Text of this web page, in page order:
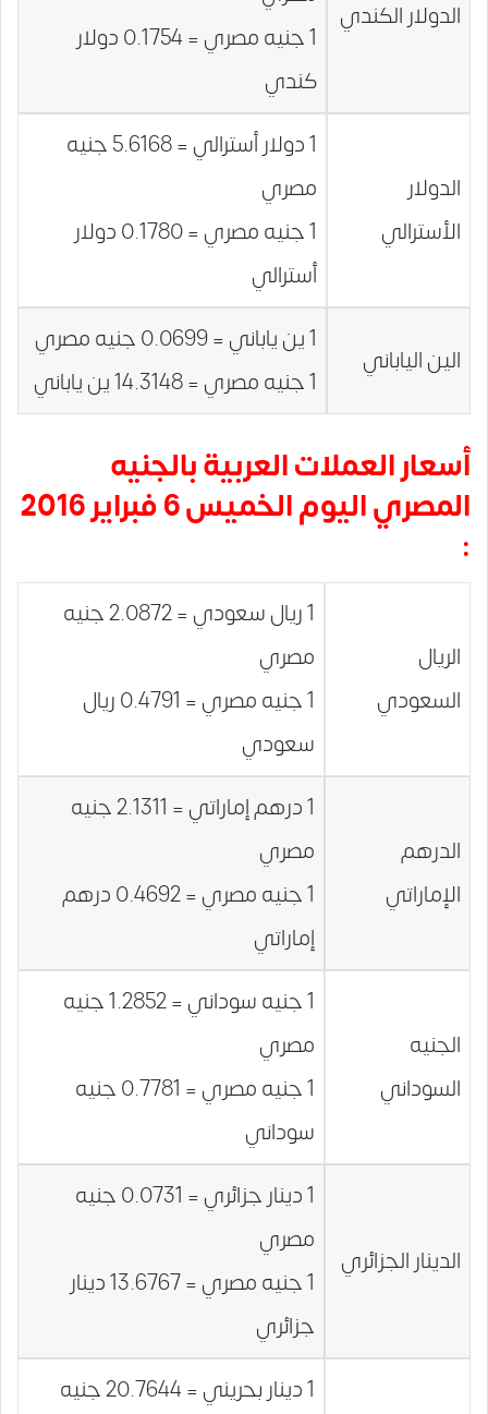
الدولار الكندي
1 جنيه مصري = 0.1754 دولار
كندي
الدولار
الأسترالي
1 دولار أسترالي = 5.6168 جنيه
مصري
1 جنيه مصري = 0.1780 دولار
أسترالي
الين الياباني
1 ين ياباني = 0.0699 جنيه مصري
1 جنيه مصري = 14.3148 ين ياباني
أسعار العملات العربية بالجنيه
المصري اليوم الخميس 6 فبراير 2016
:
الريال
السعودي
1 ريال سعودي = 2.0872 جنيه
مصري
1 جنيه مصري = 0.4791 ريال
سعودي
الدرهم
الإماراتي
1 درهم إماراتي = 2.1311 جنيه
مصري
1 جنيه مصري = 0.4692 درهم
إماراتي
الجنيه
السوداني
1 جنيه سوداني = 1.2852 جنيه
مصري
1 جنيه مصري = 0.7781 جنيه
سوداني
الدينار الجزائري
1 دينار جزائري = 0.0731 جنيه
مصري
1 جنيه مصري = 13.6767 دينار
جزائري
1 دينار بحريني = 20.7644 جنيه